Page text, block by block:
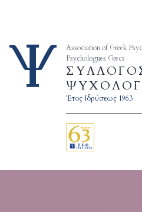
Association of Greek
Psychologues Grecs
Έτος Ιδρύσεως 1963